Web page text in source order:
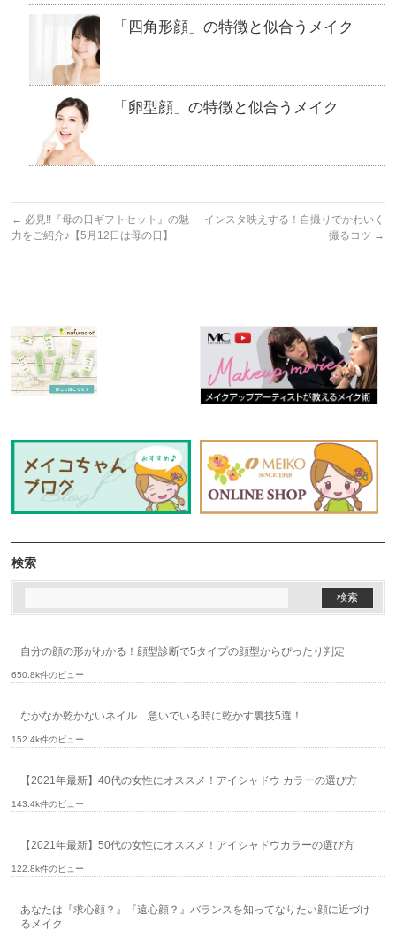
「四角形顔」の特徴と似合うメイク
「卵型顔」の特徴と似合うメイク
← 必見!!『母の日ギフトセット』の魅
力をご紹介♪【5月12日は母の日】
インスタ映えする！自撮りでかわいく
撮るコツ →
検索
自分の顔の形がわかる！顔型診断で5タイプの顔型からぴったり判定
650.8k件のビュー
なかなか乾かないネイル…急いでいる時に乾かす裏技5選！
152.4k件のビュー
【2021年最新】40代の女性にオススメ！アイシャドウ カラーの選び方
143.4k件のビュー
【2021年最新】50代の女性にオススメ！アイシャドウカラーの選び方
122.8k件のビュー
あなたは『求心顔？』『遠心顔？』バランスを知ってなりたい顔に近づけ
るメイク